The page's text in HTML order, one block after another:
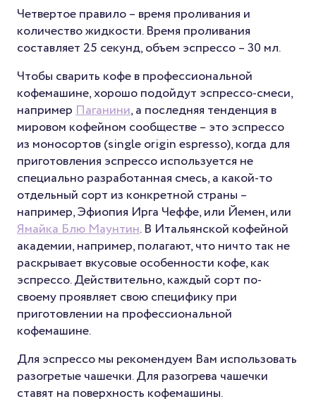
Четвертое правило – время проливания и
количество жидкости. Время проливания
составляет 25 секунд, объем эспрессо – 30 мл.
Чтобы сварить кофе в профессиональной
кофемашине, хорошо подойдут эспрессо-смеси,
напримерПаганини, а последняя тенденция в
мировом кофейном сообществе – это эспрессо
из моносортов (single origin espresso), когда для
приготовления эспрессо используется не
специально разработанная смесь, а какой-то
отдельный сорт из конкретной страны –
например, Эфиопия Ирга Чеффе, или Йемен, или
Ямайка Блю Маунтин. В Итальянской кофейной
академии, например, полагают, что ничто так не
раскрывает вкусовые особенности кофе, как
эспрессо. Действительно, каждый сорт по-
своему проявляет свою специфику при
приготовлении на профессиональной
кофемашине.
Для эспрессо мы рекомендуем Вам использовать
разогретые чашечки. Для разогрева чашечки
ставят на поверхность кофемашины.